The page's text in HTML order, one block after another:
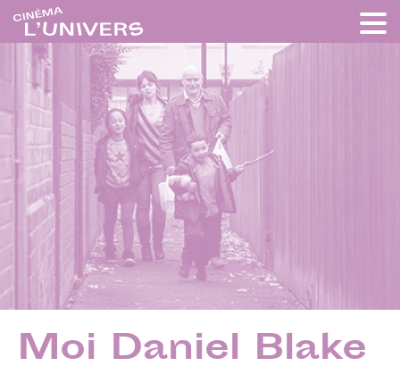
Moi Daniel Blake